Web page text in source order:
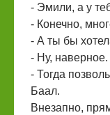
- Эмили, а у
- Конечно,
- А ты бы
- Ну, наверное.
- Тогда
Баал.
Внезапно,